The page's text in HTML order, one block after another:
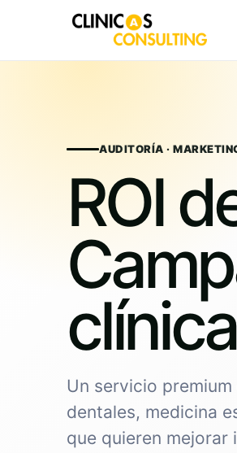
AUDITORÍA ·
ROI
Un servicio
dentales, medicina
que quieren